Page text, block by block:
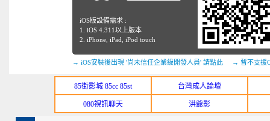
iOS版設備需求 :
1. iOS 4.311以上版本
2. iPhone, iPad, iPod touch
→ iOS安裝後出現 '尚未信任企業級開發人員' 請點此 → 暫不支援
85街影城 85cc 85st 台灣成人論壇
080視訊聊天 洪爺影